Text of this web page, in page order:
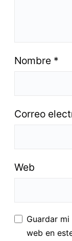
Nombre *
Correo
Web
Guardar
web en